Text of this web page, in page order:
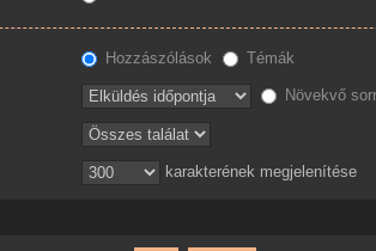
Hozzászólások Témák
Növekvő
karakterének megjelenítése